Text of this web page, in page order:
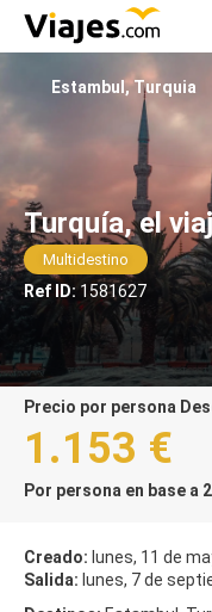
Turquía, el
Multidestino
Ref ID:1581627
Estambul, Turquia
precio por persona
1.153 €
Por persona en base a
Creado: lunes, 11 de
Salida: lunes, 7 de